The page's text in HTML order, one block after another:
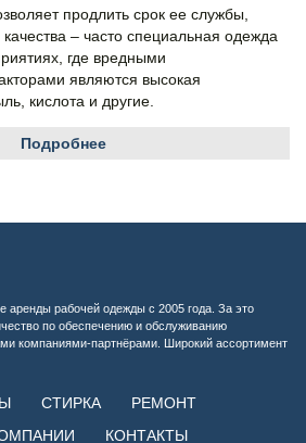
продлить срок ее службы,
– часто специальная одежда
где вредными
являются высокая
кислота и другие.
Подробнее
аренды рабочей одежды с 2005 года. За это
по обеспечению и обслуживанию
компаниями-партнёрами. Широкий ассортимент
СТИРКА
РЕМОНТ
КОНТАКТЫ